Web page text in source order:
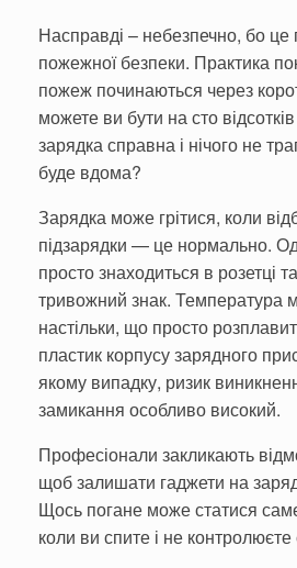
Насправді – небезпечно, бо
пожежної безпеки. Практика
пожеж починаються через
можете ви бути на сто
зарядка справна і нічого не
буде вдома?
Зарядка може грітися, коли
підзарядки — це нормально.
просто знаходиться в розетці
тривожний знак. Температура
настільки, що просто
пластик корпусу зарядного
якому випадку, ризик
замикання особливо високий.
Професіонали закликають
щоб залишати гаджети на
Щось погане може статися
коли ви спите і не контролюєте